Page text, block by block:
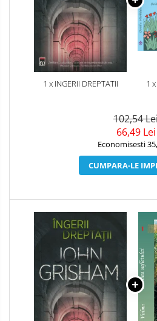
1 x INGERII DREPTATII
1
102,54
66,49 Lei
Economisesti
CUMPARA-LE